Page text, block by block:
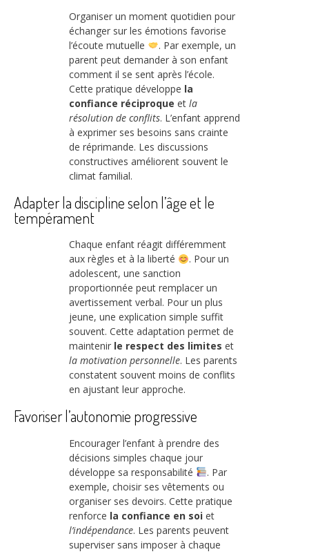
Organiser un moment quotidien pour
échanger sur les émotions favorise
l’écoute mutuelle
. Par exemple, un
parent peut demander à son enfant
comment il se sent après l’école.
Cette pratique développe la
confiance réciproque et la
résolution de conflits. L’enfant apprend
à exprimer ses besoins sans crainte
de réprimande. Les discussions
constructives améliorent souvent le
climat familial.
Adapter la discipline selon l’âge et le
tempérament
Chaque enfant réagit différemment
aux règles et à la liberté
. Pour un
adolescent, une sanction
proportionnée peut remplacer un
avertissement verbal. Pour un plus
jeune, une explication simple suffit
souvent. Cette adaptation permet de
maintenir le respect des limites et
la motivation personnelle. Les parents
constatent souvent moins de conflits
en ajustant leur approche.
Favoriser l’autonomie progressive
Encourager l’enfant à prendre des
décisions simples chaque jour
développe sa responsabilité
. Par
exemple, choisir ses vêtements ou
organiser ses devoirs. Cette pratique
renforce la confiance en soi et
l’indépendance. Les parents peuvent
superviser sans imposer à chaque